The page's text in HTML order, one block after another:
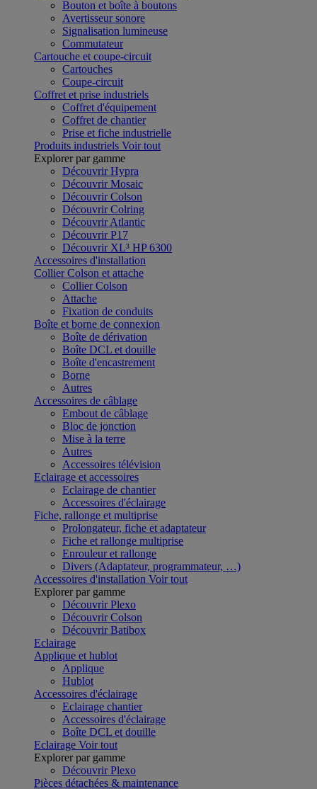
Bouton et boîte à boutons
Avertisseur sonore
Signalisation lumineuse
Commutateur
Cartouche et coupe-circuit
Cartouches
Coupe-circuit
Coffret et prise industriels
Coffret d'équipement
Coffret de chantier
Prise et fiche industrielle
Produits industriels Voir tout
Explorer par gamme
Découvrir Hypra
Découvrir Mosaic
Découvrir Colson
Découvrir Colring
Découvrir Atlantic
Découvrir P17
Découvrir XL³ HP 6300
Accessoires d'installation
Collier Colson et attache
Collier Colson
Attache
Fixation de conduits
Boîte et borne de connexion
Boîte de dérivation
Boîte DCL et douille
Boîte d'encastrement
Borne
Autres
Accessoires de câblage
Embout de câblage
Bloc de jonction
Mise à la terre
Autres
Accessoires télévision
Eclairage et accessoires
Eclairage de chantier
Accessoires d'éclairage
Fiche, rallonge et multiprise
Prolongateur, fiche et adaptateur
Fiche et rallonge multiprise
Enrouleur et rallonge
Divers (Adaptateur, programmateur, …)
Accessoires d'installation Voir tout
Explorer par gamme
Découvrir Plexo
Découvrir Colson
Découvrir Batibox
Eclairage
Applique et hublot
Applique
Hublot
Accessoires d'éclairage
Eclairage chantier
Accessoires d'éclairage
Boîte DCL et douille
Eclairage Voir tout
Explorer par gamme
Découvrir Plexo
Pièces détachées & maintenance